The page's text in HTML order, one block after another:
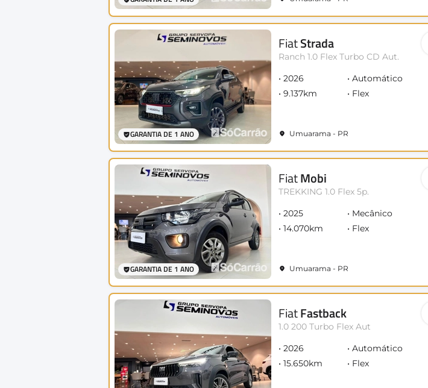
GARANTIA DE 1 ANO
FiatStrada
Ranch 1.0 Flex Turbo CD Aut.
2026
Automático
9.137km
Flex
Umuarama - PR
GARANTIA DE 1 ANO
FiatMobi
TREKKING 1.0 Flex 5p.
2025
Mecânico
14.070km
Flex
Umuarama - PR
FiatFastback
1.0 200 Turbo Flex Aut
2026
Automático
15.650km
Flex